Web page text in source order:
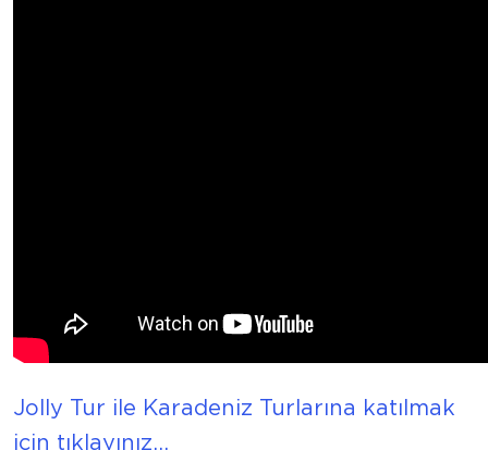
Jolly Tur ile Karadeniz Turlarına katılmak
için tıklayınız…